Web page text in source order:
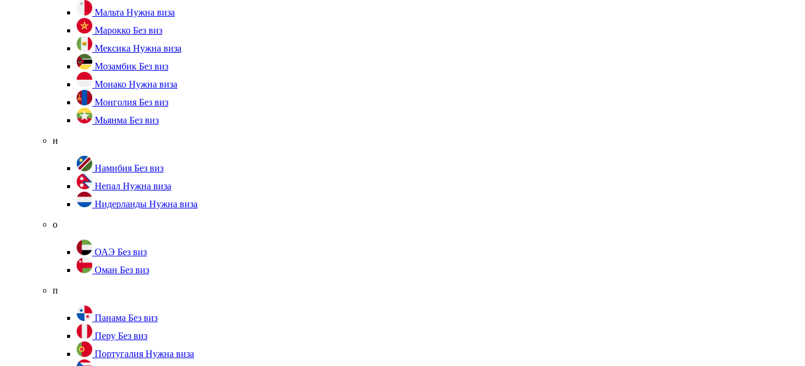
Мальта Нужна виза
Марокко Без виз
Мексика Нужна виза
Мозамбик Без виз
Монако Нужна виза
Монголия Без виз
Мьянма Без виз
н
Намибия Без виз
Непал Нужна виза
Нидерланды Нужна виза
о
ОАЭ Без виз
Оман Без виз
п
Панама Без виз
Перу Без виз
Португалия Нужна виза